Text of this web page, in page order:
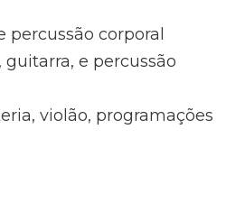
percussão corporal
guitarra, e percussão
violão, programações